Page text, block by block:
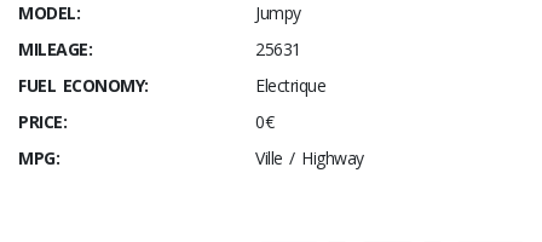
MODEL:
Jumpy
MILEAGE:
25631
FUEL ECONOMY:
Electrique
PRICE:
0€
MPG:
Ville / Highway